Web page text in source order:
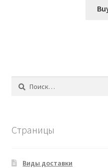
Найти:
Страницы
Виды доставки